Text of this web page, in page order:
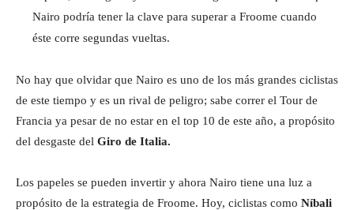
Nairo podría tener la clave para superar a Froome cuando
éste corre segundas vueltas.
No hay que olvidar que Nairo es uno de los más grandes ciclistas
de este tiempo y es un rival de peligro; sabe correr el Tour de
Francia ya pesar de no estar en el top 10 de este año, a propósito
del desgaste del Giro de Italia.
Los papeles se pueden invertir y ahora Nairo tiene una luz a
propósito de la estrategia de Froome. Hoy, ciclistas como Níbali